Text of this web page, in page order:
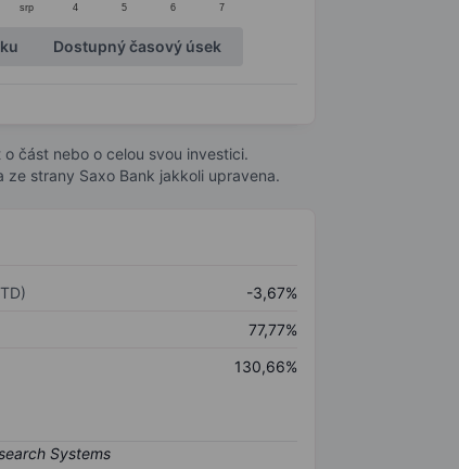
srp 4 5 6 7
Dostupný časový úsek
část nebo o celou svou investici.
strany Saxo Bank jakkoli upravena.
-3,67%
77,77%
130,66%